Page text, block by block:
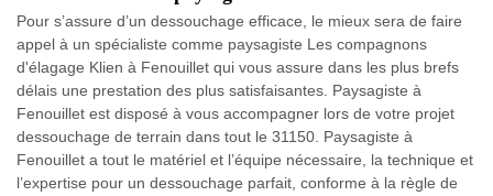
Pour s’assure d’un dessouchage efficace, le mieux sera de faire
appel à un spécialiste comme paysagiste Les compagnons
d'élagage Klien à Fenouillet qui vous assure dans les plus brefs
délais une prestation des plus satisfaisantes. Paysagiste à
Fenouillet est disposé à vous accompagner lors de votre projet
dessouchage de terrain dans tout le 31150. Paysagiste à
Fenouillet a tout le matériel et l’équipe nécessaire, la technique et
l’expertise pour un dessouchage parfait, conforme à la règle de